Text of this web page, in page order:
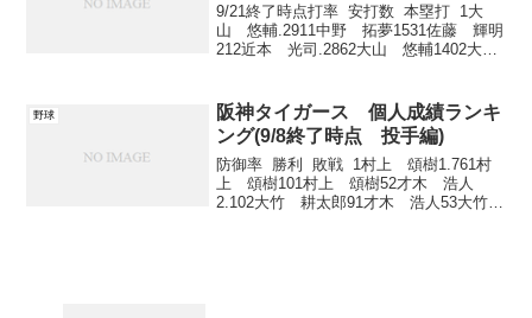
9/21終了時点打率 安打数 本塁打 1大
山 悠輔.2911中野 拓夢1531佐藤 輝明
212近本 光司.2862大山 悠輔1402大
野球
阪神タイガース 個人成績ランキ
ング(9/8終了時点 投手編)
防御率 勝利 敗戦 1村上 頌樹1.761村
上 頌樹101村上 頌樹52才木 浩人
2.102大竹 耕太郎91才木 浩人53大竹